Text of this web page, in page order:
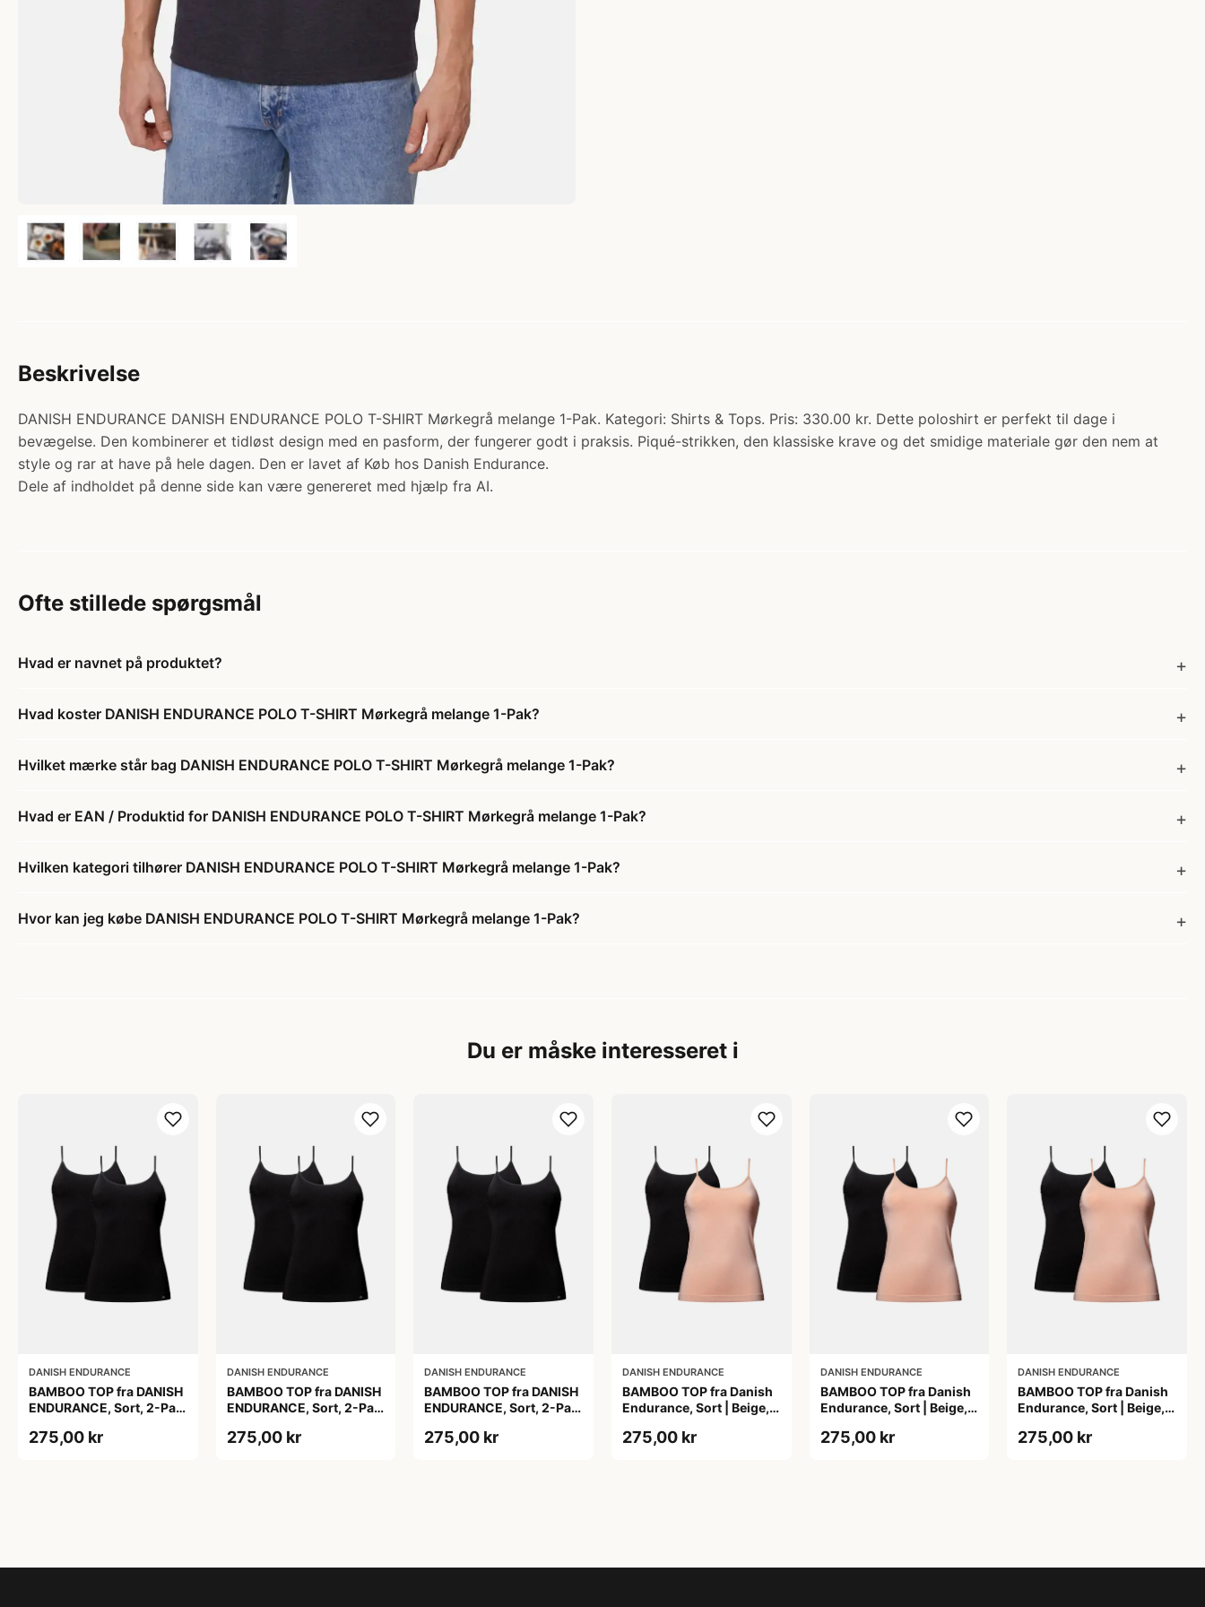
Beskrivelse
DANISH ENDURANCE DANISH ENDURANCE POLO T-SHIRT Mørkegrå melange 1-Pak. Kategori: Shirts & Tops. Pris: 330.00 kr. Dette poloshirt er perfekt til dage i
bevægelse. Den kombinerer et tidløst design med en pasform, der fungerer godt i praksis. Piqué-strikken, den klassiske krave og det smidige materiale gør den nem at
style og rar at have på hele dagen. Den er lavet af Køb hos Danish Endurance.
Dele af indholdet på denne side kan være genereret med hjælp fra AI.
Ofte stillede spørgsmål
Hvad er navnet på produktet?
Hvad koster DANISH ENDURANCE POLO T-SHIRT Mørkegrå melange 1-Pak?
Hvilket mærke står bag DANISH ENDURANCE POLO T-SHIRT Mørkegrå melange 1-Pak?
Hvad er EAN / Produktid for DANISH ENDURANCE POLO T-SHIRT Mørkegrå melange 1-Pak?
Hvilken kategori tilhører DANISH ENDURANCE POLO T-SHIRT Mørkegrå melange 1-Pak?
Hvor kan jeg købe DANISH ENDURANCE POLO T-SHIRT Mørkegrå melange 1-Pak?
Du er måske interesseret i
DANISH ENDURANCE
BAMBOO TOP fra DANISH
ENDURANCE, Sort, 2-Pak,
Perfekt Pasform,
275,00 kr
DANISH ENDURANCE
BAMBOO TOP fra DANISH
ENDURANCE, Sort, 2-Pak,
Perfekt Pasform,
275,00 kr
DANISH ENDURANCE
BAMBOO TOP fra DANISH
ENDURANCE, Sort, 2-Pak,
Perfekt Pasform,
275,00 kr
DANISH ENDURANCE
BAMBOO TOP fra Danish
Endurance, Sort | Beige,
Komfortabel og
275,00 kr
DANISH ENDURANCE
BAMBOO TOP fra Danish
Endurance, Sort | Beige,
Komfortabel og
275,00 kr
DANISH ENDURANCE
BAMBOO TOP fra Danish
Endurance, Sort | Beige,
Komfortabel og
275,00 kr